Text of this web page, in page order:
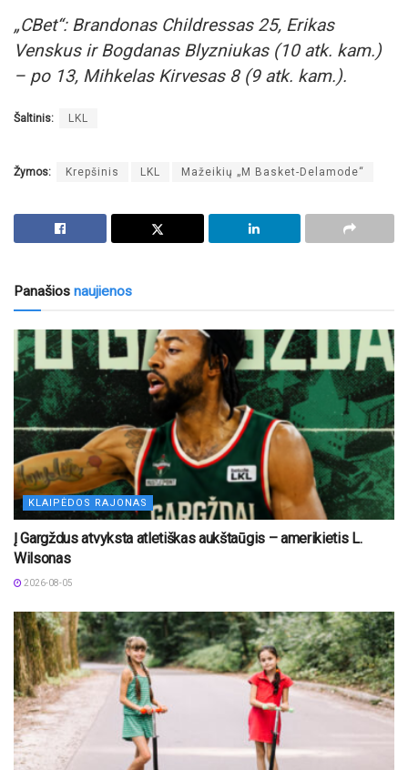
„CBet“: Brandonas Childressas 25, Erikas
Venskus ir Bogdanas Blyzniukas (10 atk. kam.)
– po 13, Mihkelas Kirvesas 8 (9 atk. kam.).
Šaltinis: LKL
Žymos: Krepšinis LKL Mažeikių „M Basket-Delamode“
Panašios naujienos
KLAIPĖDOS RAJONAS
Į Gargždus atvyksta atletiškas aukštaūgis – amerikietis L.
Wilsonas
2026-08-05